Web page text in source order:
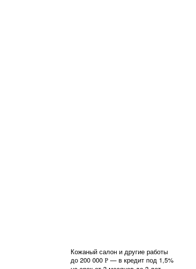
Кожаный салон и другие работы
до 200 000 Р — в кредит под 1,5%